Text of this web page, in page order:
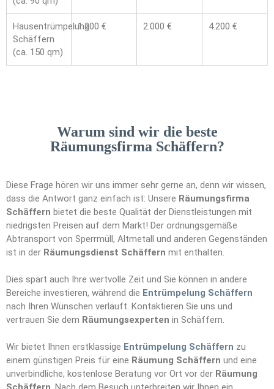
Hausentrümpelung
Schäffern
(ca. 150 qm)
1.200 € 2.000 € 4.200 €
Warum sind wir die beste
Räumungsfirma Schäffern?
Diese Frage hören wir uns immer sehr gerne an, denn wir wissen,
dass die Antwort ganz einfach ist: Unsere Räumungsfirma
Schäffern bietet die beste Qualität der Dienstleistungen mit
niedrigsten Preisen auf dem Markt! Der ordnungsgemäße
Abtransport von Sperrmüll, Altmetall und anderen Gegenständen
ist in der Räumungsdienst Schäffern mit enthalten.
Dies spart auch Ihre wertvolle Zeit und Sie können in andere
Bereiche investieren, während die Entrümpelung Schäffern
nach Ihren Wünschen verläuft. Kontaktieren Sie uns und
vertrauen Sie dem Räumungsexperten in Schäffern.
Wir bietet Ihnen erstklassige Entrümpelung Schäffern zu
einem günstigen Preis für eine Räumung Schäffern und eine
unverbindliche, kostenlose Beratung vor Ort vor der Räumung